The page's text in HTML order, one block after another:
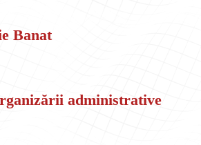
Banat
administrative